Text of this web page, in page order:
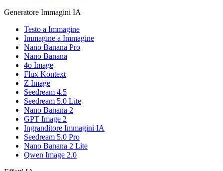
Generatore Immagini IA
Testo a Immagine
Immagine a Immagine
Nano Banana Pro
Nano Banana
4o Image
Flux Kontext
Z Image
Seedream 4.5
Seedream 5.0 Lite
Nano Banana 2
GPT Image 2
Ingranditore Immagini IA
Seedream 5.0 Pro
Nano Banana 2 Lite
Qwen Image 2.0